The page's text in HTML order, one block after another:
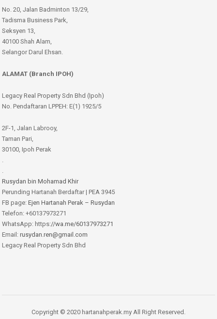
No. 20, Jalan Badminton 13/29,
Tadisma Business Park,
Seksyen 13,
40100 Shah Alam,
Selangor Darul Ehsan.
ALAMAT (Branch IPOH)
Legacy Real Property Sdn Bhd (Ipoh)
No. Pendaftaran LPPEH: E(1) 1925/5
2F-1, Jalan Labrooy,
Taman Pari,
30100, Ipoh Perak
.
.
Rusydan bin Mohamad Khir
Perunding Hartanah Berdaftar | PEA 3945
FB page: Ejen Hartanah Perak – Rusydan
Telefon: +60137973271
WhatsApp: https://wa.me/60137973271
Email: rusydan.ren@gmail.com
Legacy Real Property Sdn Bhd
Copyright © 2020 hartanahperak.my All Right Reserved.